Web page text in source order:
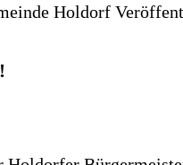
Holdorf